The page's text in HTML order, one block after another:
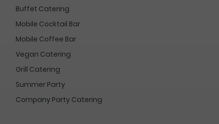
Buffet Catering
Mobile Cocktail Bar
Mobile Coffee Bar
Vegan Catering
Grill Catering
Summer Party
Company Party Catering